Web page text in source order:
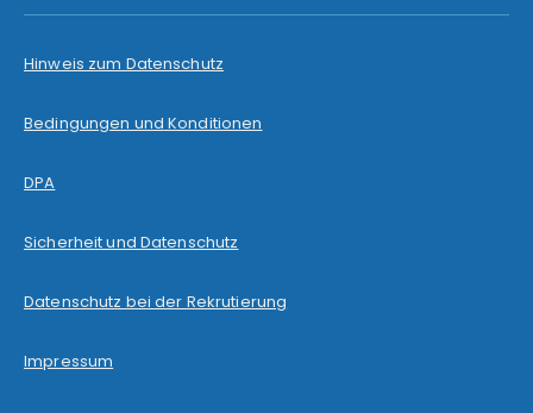
Hinweis zum Datenschutz
Bedingungen und Konditionen
DPA
Sicherheit und Datenschutz
Datenschutz bei der Rekrutierung
Impressum